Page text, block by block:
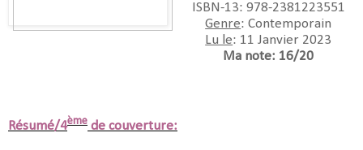
ISBN-13:‎ 978-2381223551
Genre: Contemporain
Lu le: 11 Janvier 2023
Ma note: 16/20
Résumé/4ème de couverture: